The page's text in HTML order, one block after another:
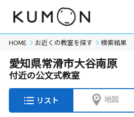
HOME お近くの教室を探す 検索結果
愛知県常滑市大谷南原
付近の公文式教室
リスト 地図